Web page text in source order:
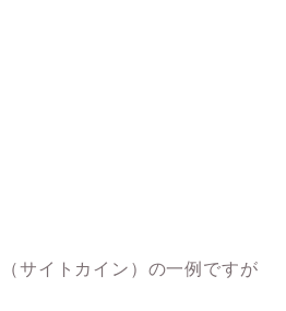
（サイトカイン）の一例ですが